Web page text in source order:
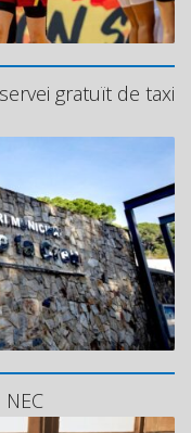
gratuït de taxi